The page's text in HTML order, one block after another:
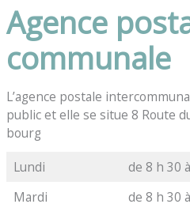
Agence
communale
L’agence postale
public et elle se situe 8 Route
bourg
Lundi
de 8 h 30
Mardi
de 8 h 30